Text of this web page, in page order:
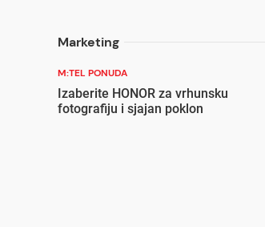
Marketing
M:TEL PONUDA
Izaberite HONOR za vrhunsku
fotografiju i sjajan poklon